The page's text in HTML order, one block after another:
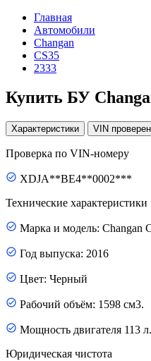
Главная
Автомобили
Changan
CS35
2333
Купить БУ
Характеристики VIN проверен
Проверка по VIN-номеру
XDJA**BE4**0002***
Технические характеристики
Марка и модель: Changan
Год выпуска: 2016
Цвет: Черный
Рабочий объём: 1598 см3.
Мощность двигателя 113
Юридическая чистота